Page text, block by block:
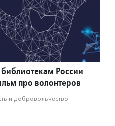
России
про волонтеров
и доброволь­чест­во